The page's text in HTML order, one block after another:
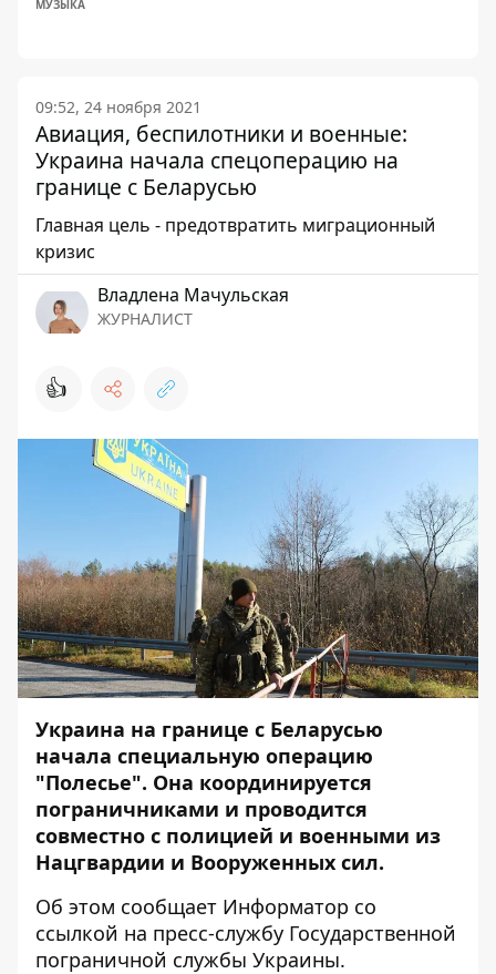
МУЗЫКА
09:52, 24 ноября 2021
Авиация, беспилотники и военные:
Украина начала спецоперацию на
границе с Беларусью
Главная цель - предотвратить миграционный
кризис
Владлена Мачульская
ЖУРНАЛИСТ
👍
Украина на границе с Беларусью
начала специальную операцию
"Полесье". Она координируется
пограничниками и проводится
совместно с полицией и военными из
Нацгвардии и Вооруженных сил.
Об этом сообщает Информатор со
ссылкой на пресс-службу Государственной
пограничной службы Украины.